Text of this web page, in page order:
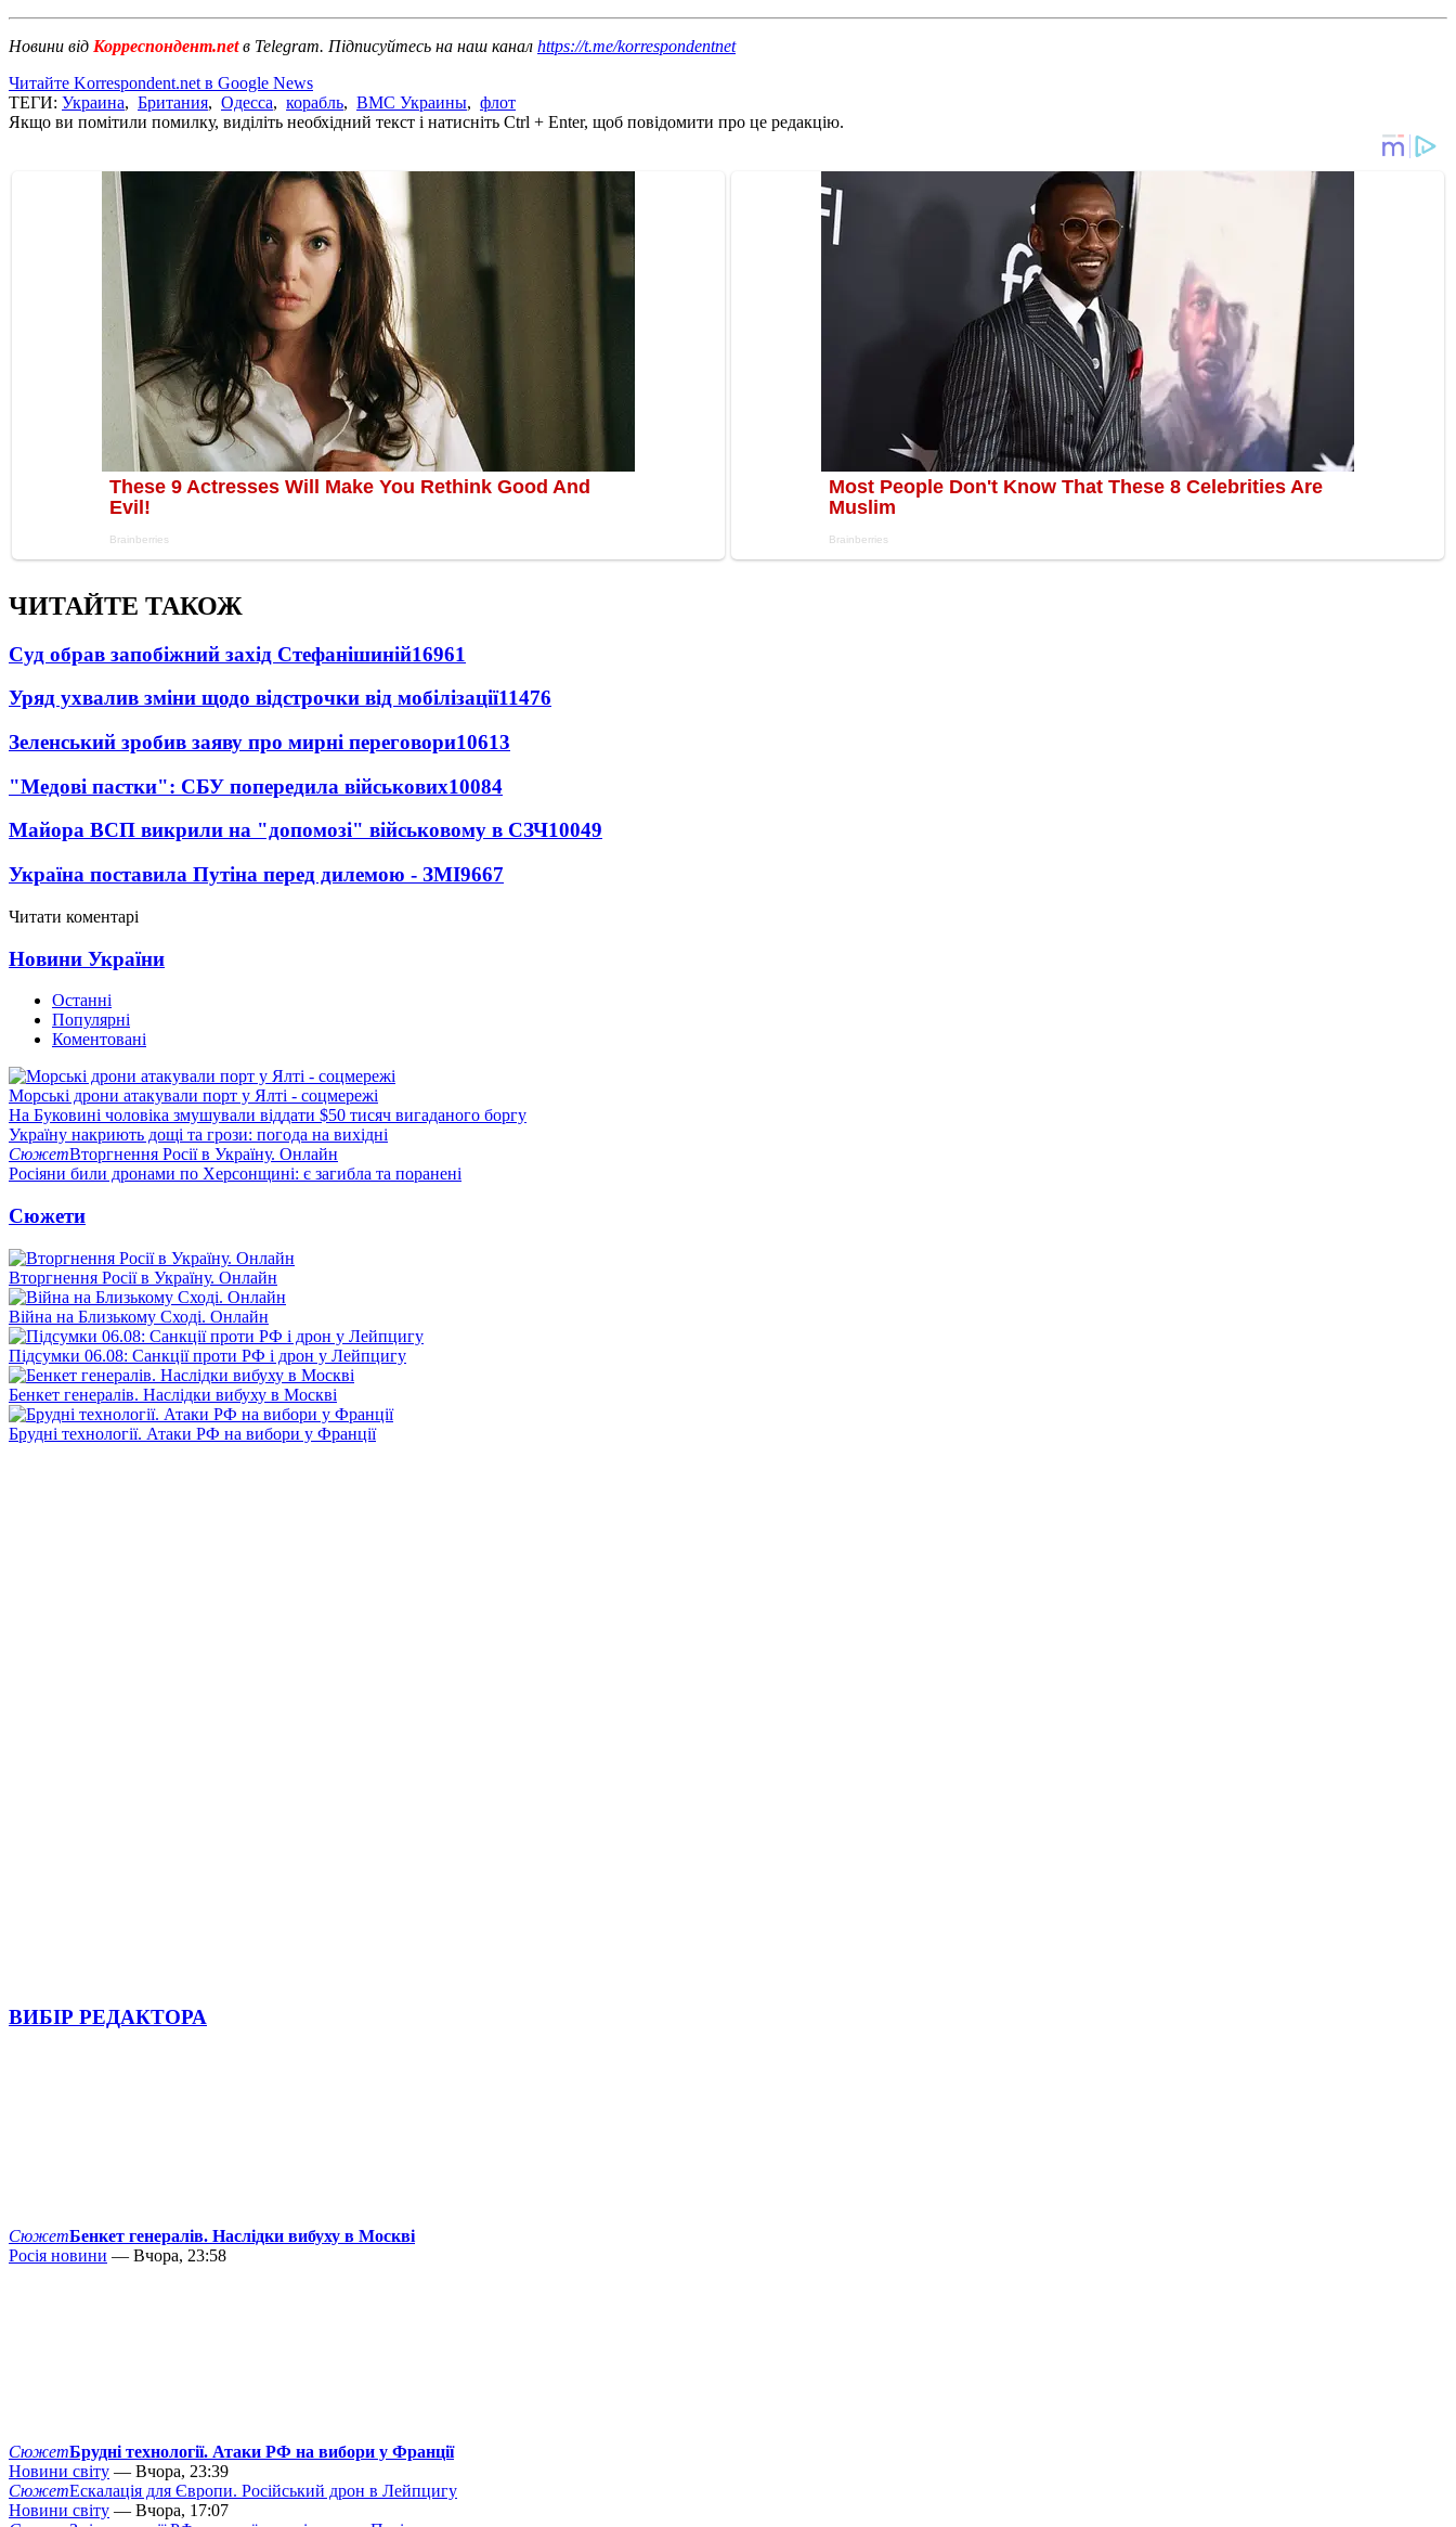
Новини від Корреспондент.netв Telegram. Підписуйтесь на наш канал https://t.me/korrespondentnet
Читайте Korrespondent.net в Google News
ТЕГИ: Украина, Британия, Одесса, корабль, ВМС Украины, флот
Якщо ви помітили помилку, виділіть необхідний текст і натисніть Ctrl + Enter, щоб повідомити про це редакцію.
ЧИТАЙТЕ ТАКОЖ
Суд обрав запобіжний захід Стефанішиній16961
Уряд ухвалив зміни щодо відстрочки від мобілізації11476
Зеленський зробив заяву про мирні переговори10613
"Медові пастки": СБУ попередила військових10084
Майора ВСП викрили на "допомозі" військовому в СЗЧ10049
Україна поставила Путіна перед дилемою - ЗМІ9667
Читати коментарі
Новини України
Останні
Популярні
Коментовані
Морські дрони атакували порт у Ялті - соцмережі
На Буковині чоловіка змушували віддати $50 тисяч вигаданого боргу
Україну накриють дощі та грози: погода на вихідні
СюжетВторгнення Росії в Україну. Онлайн
Росіяни били дронами по Херсонщині: є загибла та поранені
Сюжети
Вторгнення Росії в Україну. Онлайн
Війна на Близькому Сході. Онлайн
Підсумки 06.08: Санкції проти РФ і дрон у Лейпцигу
Бенкет генералів. Наслідки вибуху в Москві
Брудні технології. Атаки РФ на вибори у Франції
ВИБІР РЕДАКТОРА
СюжетБенкет генералів. Наслідки вибуху в Москві
Росія новини — Вчора, 23:58
СюжетБрудні технології. Атаки РФ на вибори у Франції
Новини світу — Вчора, 23:39
СюжетЕскалація для Європи. Російський дрон в Лейпцигу
Новини світу — Вчора, 17:07